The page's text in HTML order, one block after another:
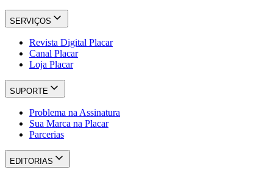
SERVIÇOS
Revista Digital Placar
Canal Placar
Loja Placar
SUPORTE
Problema na Assinatura
Sua Marca na Placar
Parcerias
EDITORIAS